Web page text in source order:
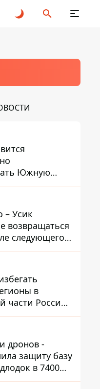
Южную
НАТО
– Усик
возвращаться
следующего
в
части России,
долетают
дронов -
защиту базу
в 7400